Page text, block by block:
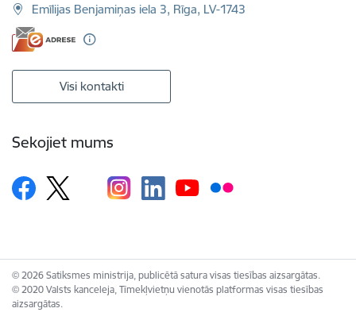
Emīlijas Benjamiņas iela 3, Rīga, LV-1743
Visi kontakti
Sekojiet mums
© 2026 Satiksmes ministrija, publicētā satura visas tiesības aizsargātas.
© 2020 Valsts kanceleja, Tīmekļvietņu vienotās platformas visas tiesības
aizsargātas.